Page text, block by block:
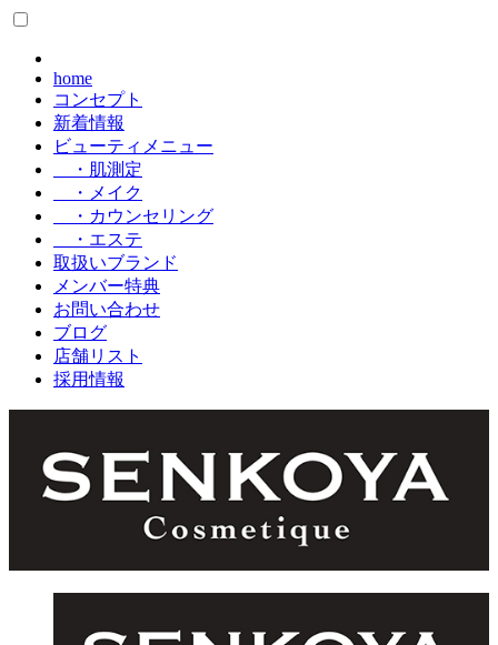
home
コンセプト
新着情報
ビューティメニュー
・肌測定
・メイク
・カウンセリング
・エステ
取扱いブランド
メンバー特典
お問い合わせ
ブログ
店舗リスト
採用情報